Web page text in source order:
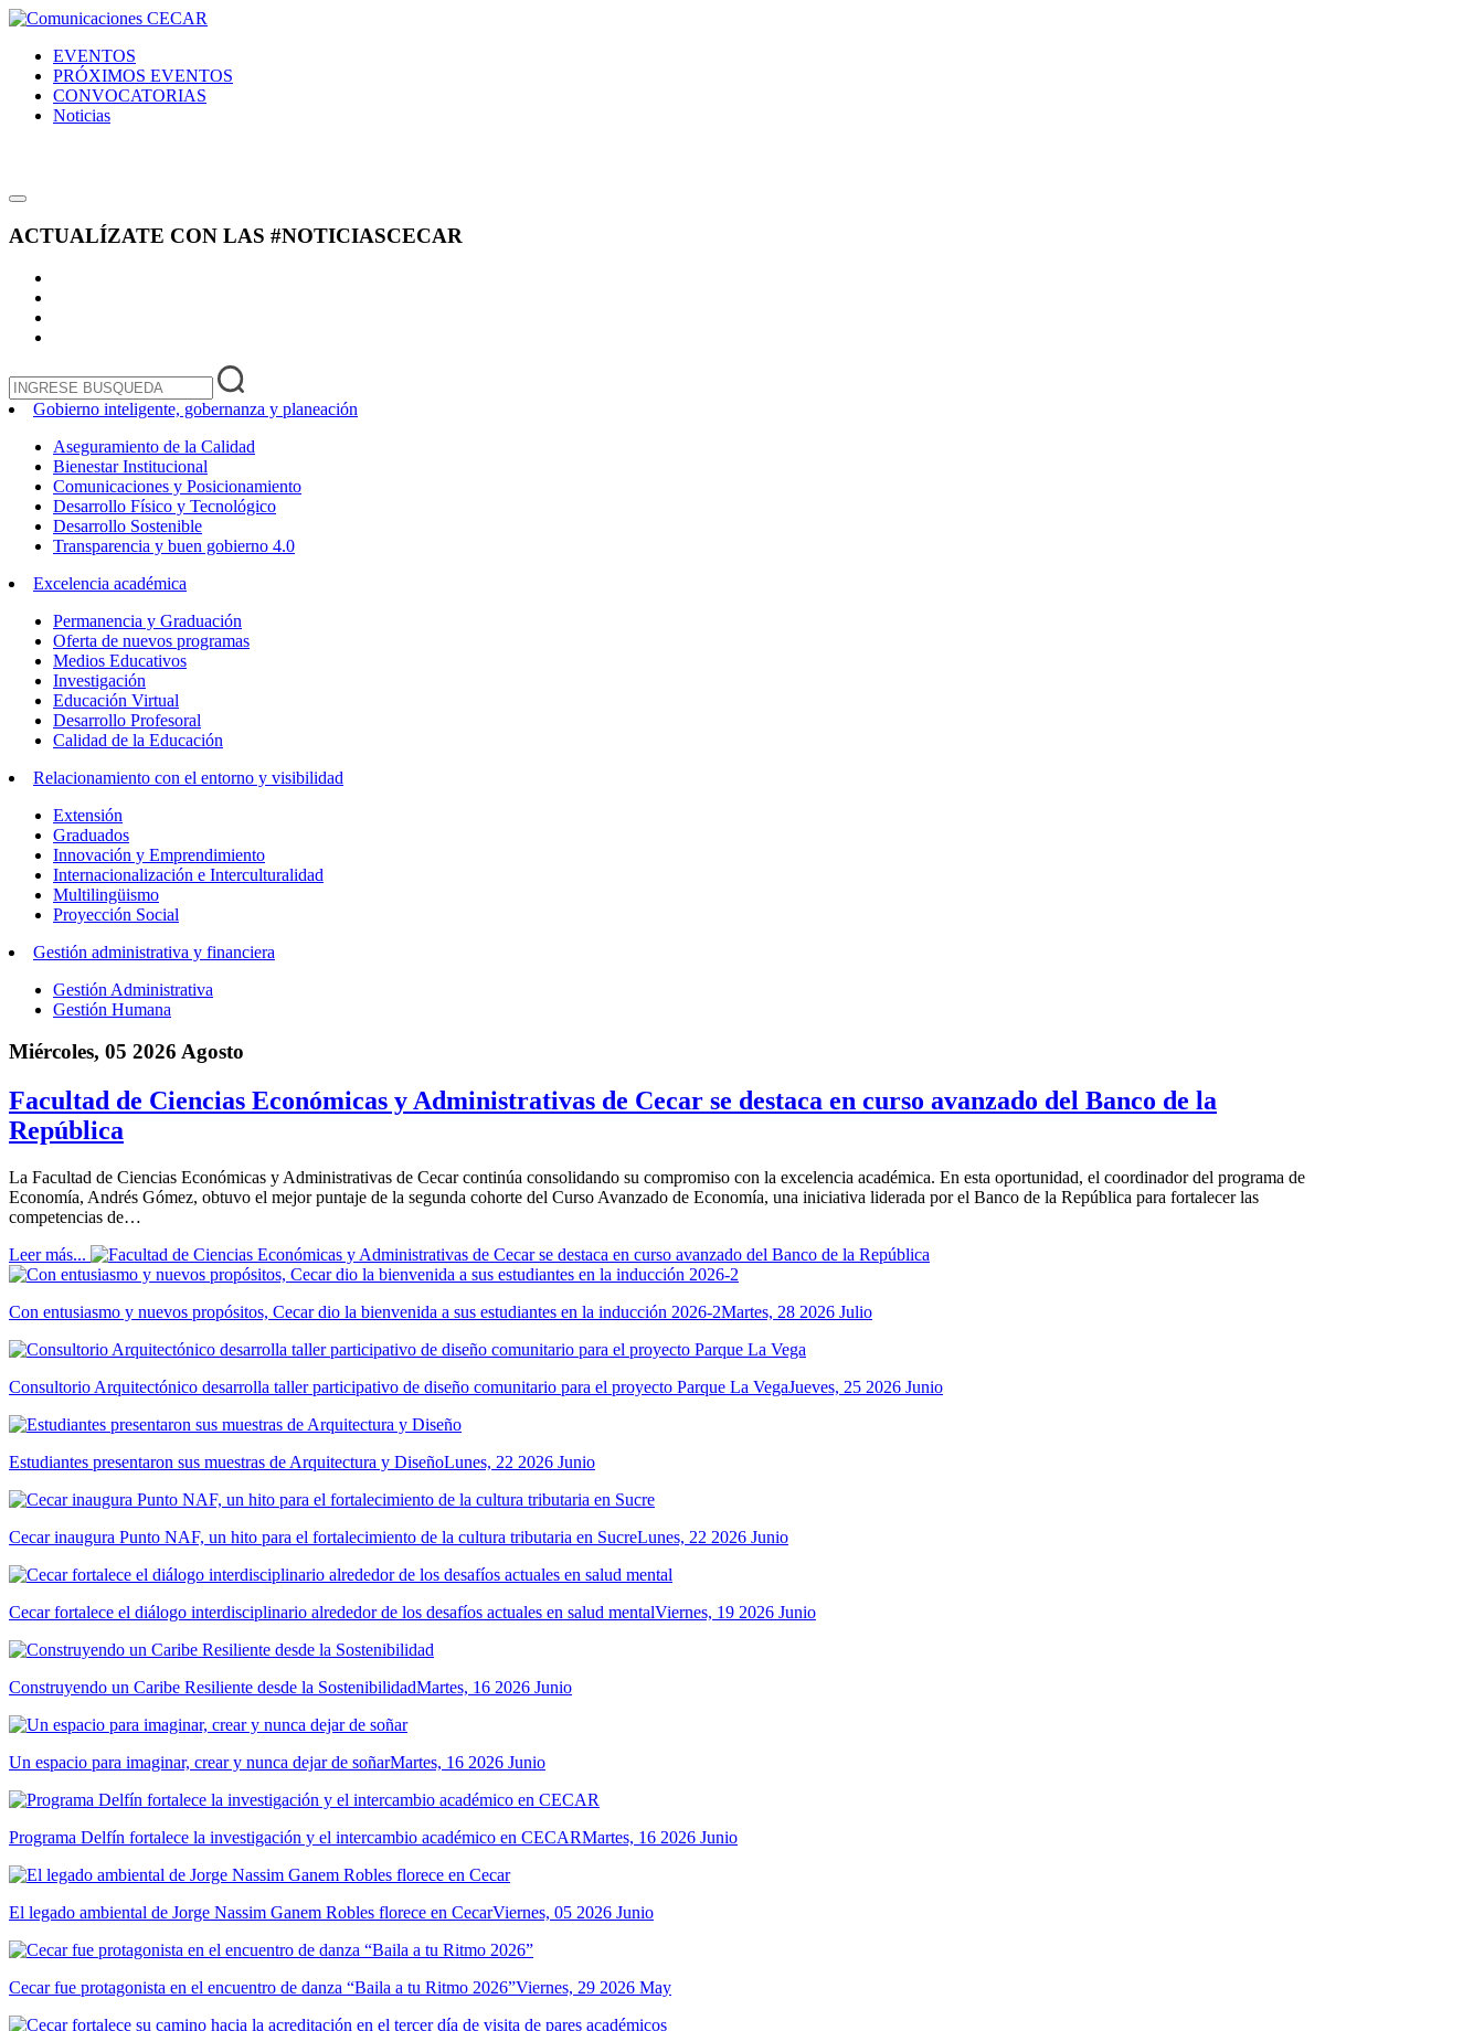
EVENTOS
PRÓXIMOS EVENTOS
CONVOCATORIAS
Noticias
ACTUALÍZATE CON LAS #NOTICIASCECAR
Gobierno inteligente, gobernanza y planeación
Aseguramiento de la Calidad
Bienestar Institucional
Comunicaciones y Posicionamiento
Desarrollo Físico y Tecnológico
Desarrollo Sostenible
Transparencia y buen gobierno 4.0
Excelencia académica
Permanencia y Graduación
Oferta de nuevos programas
Medios Educativos
Investigación
Educación Virtual
Desarrollo Profesoral
Calidad de la Educación
Relacionamiento con el entorno y visibilidad
Extensión
Graduados
Innovación y Emprendimiento
Internacionalización e Interculturalidad
Multilingüismo
Proyección Social
Gestión administrativa y financiera
Gestión Administrativa
Gestión Humana
Miércoles, 05 2026 Agosto
Facultad de Ciencias Económicas y Administrativas de Cecar se destaca en curso avanzado del Banco de la
República
La Facultad de Ciencias Económicas y Administrativas de Cecar continúa consolidando su compromiso con la excelencia académica. En esta oportunidad, el coordinador del programa de
Economía, Andrés Gómez, obtuvo el mejor puntaje de la segunda cohorte del Curso Avanzado de Economía, una iniciativa liderada por el Banco de la República para fortalecer las
competencias de…
Leer más...
Con entusiasmo y nuevos propósitos, Cecar dio la bienvenida a sus estudiantes en la inducción 2026-2Martes, 28 2026 Julio
Consultorio Arquitectónico desarrolla taller participativo de diseño comunitario para el proyecto Parque La VegaJueves, 25 2026 Junio
Estudiantes presentaron sus muestras de Arquitectura y DiseñoLunes, 22 2026 Junio
Cecar inaugura Punto NAF, un hito para el fortalecimiento de la cultura tributaria en SucreLunes, 22 2026 Junio
Cecar fortalece el diálogo interdisciplinario alrededor de los desafíos actuales en salud mentalViernes, 19 2026 Junio
Construyendo un Caribe Resiliente desde la SostenibilidadMartes, 16 2026 Junio
Un espacio para imaginar, crear y nunca dejar de soñarMartes, 16 2026 Junio
Programa Delfín fortalece la investigación y el intercambio académico en CECARMartes, 16 2026 Junio
El legado ambiental de Jorge Nassim Ganem Robles florece en CecarViernes, 05 2026 Junio
Cecar fue protagonista en el encuentro de danza “Baila a tu Ritmo 2026”Viernes, 29 2026 May